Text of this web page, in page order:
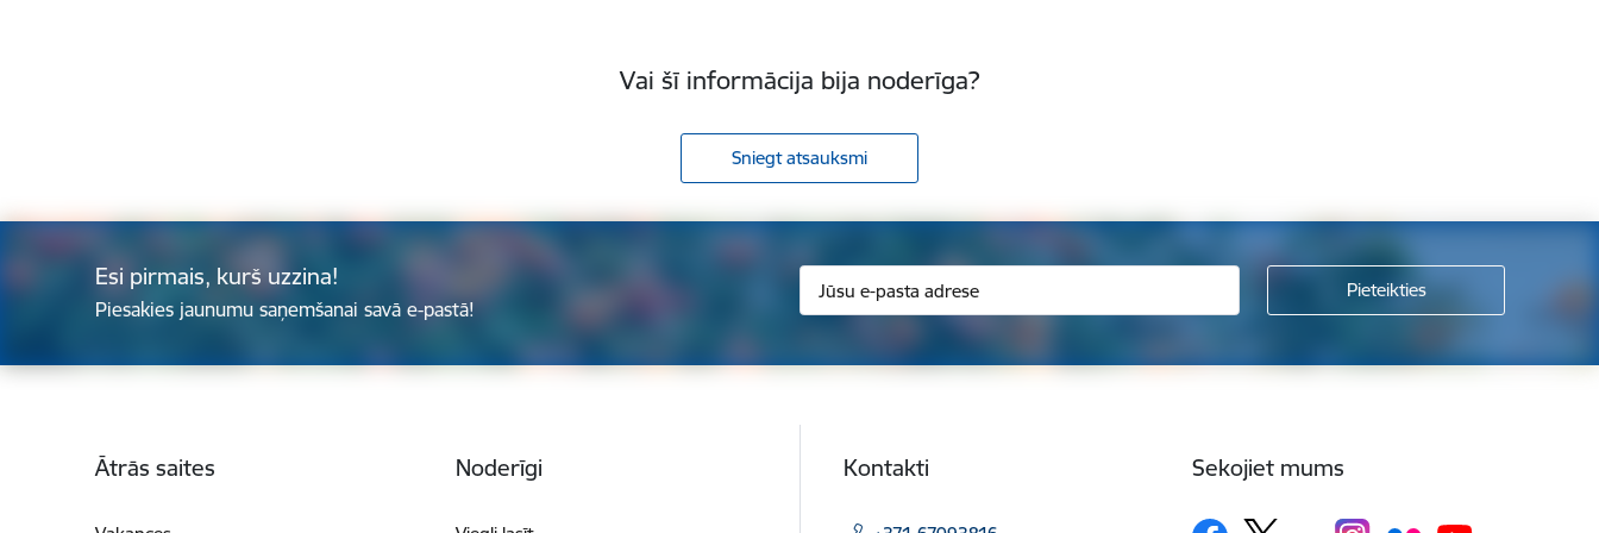
Vai šī informācija bija noderīga?
Sniegt atsauksmi
Esi pirmais, kurš uzzina!
Piesakies jaunumu saņemšanai savā e-pastā!
Ātrās saites Noderīgi Kontakti Sekojiet mums